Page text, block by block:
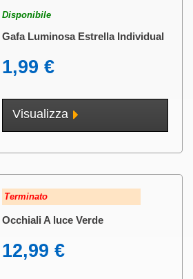
Disponibile
Gafa Luminosa Estrella Individual
1,99 €
Visualizza
Terminato
Occhiali A luce Verde
12,99 €